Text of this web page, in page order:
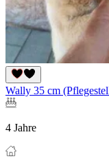
Wally 35 cm
4 Jahre